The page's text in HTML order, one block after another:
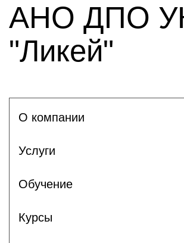
АНО ДПО
"Ликей"
О компании
Услуги
Обучение
Курсы